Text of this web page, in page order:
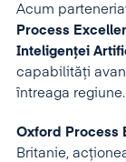
Acum
Process
Inteligenței
capabilități
întreaga regiune.
Oxford Process
Britanie,